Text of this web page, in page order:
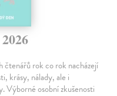
čtenářů rok co rok nacházejí
krásy, nálady, ale i
Výborné osobní zkušenosti